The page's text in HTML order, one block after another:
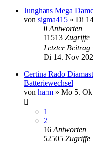
Junghans Mega
von sigma415 » Di
0 Antworten
11513 Zugriffe
Letzter Beitrag
Di 14. Nov
Certina Rado
Batteriewechsel
von harm » Mo 5.
1
2
16 Antworten
52505 Zugriffe